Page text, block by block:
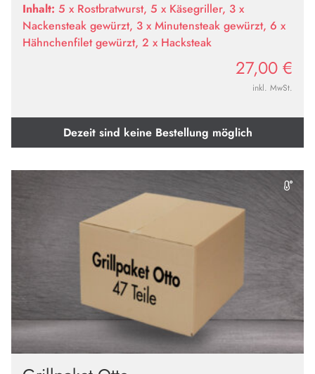
Inhalt: 5 x Rostbratwurst, 5 x Käsegriller, 3 x
Nackensteak gewürzt, 3 x Minutensteak gewürzt, 6 x
Hähnchenfilet gewürzt, 2 x Hacksteak
27,00 €
inkl. MwSt.
Dezeit sind keine Bestellung möglich